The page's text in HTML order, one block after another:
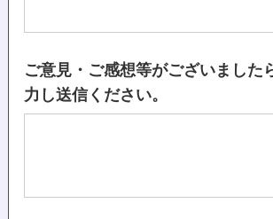
ご意見・ご感想等がございました
力し送信ください。